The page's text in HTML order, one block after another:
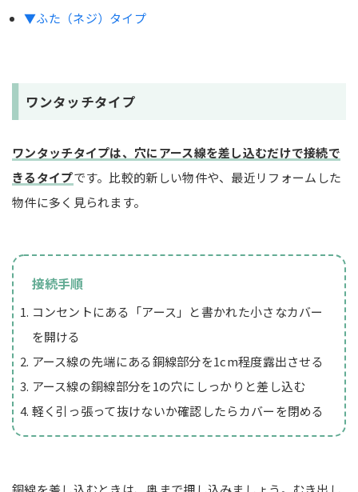
▼ふた（ネジ）タイプ
ワンタッチタイプ
ワンタッチタイプは、穴にアース線を差し込むだけで接続で
きるタイプです。比較的新しい物件や、最近リフォームした
物件に多く見られます。
接続手順
コンセントにある「アース」と書かれた小さなカバー
を開ける
アース線の先端にある銅線部分を1cm程度露出させる
アース線の銅線部分を1の穴にしっかりと差し込む
軽く引っ張って抜けないか確認したらカバーを閉める